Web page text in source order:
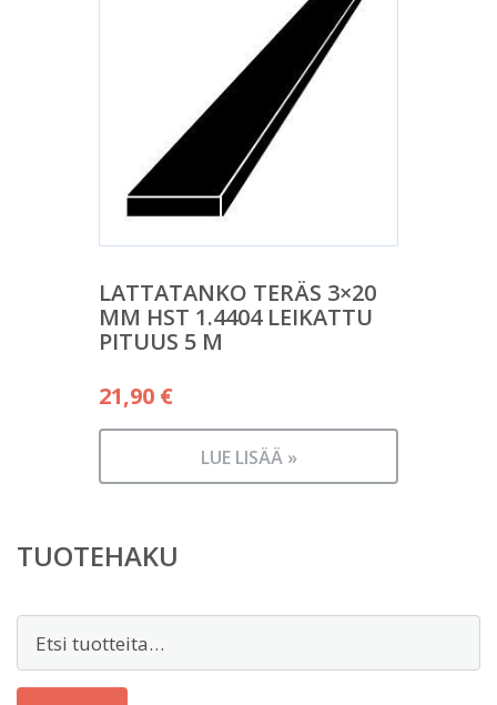
LATTATANKO TERÄS 3×20
MM HST 1.4404 LEIKATTU
PITUUS 5 M
21,90 €
LUE LISÄÄ »
TUOTEHAKU